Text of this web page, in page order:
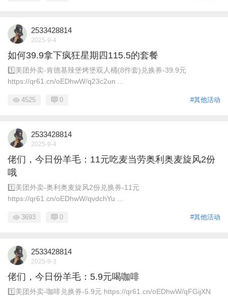
2533428814
2025-9-4
如何39.9拿下疯狂星期四115.5的套餐
1️⃣美团外卖-肯德基辣堡烤堡双人桶(8件套)兑换券-39.9元
https://qr61.cn/oEDhwW/q23c2un ...
#其他活动
4525 0
2533428814
2025-9-4
佬们，今日份羊毛：11元吃麦当劳奥利奥麦旋风2份
哦
1️⃣美团外卖-奥利奥麦旋风2份兑换券-11元
https://qr61.cn/oEDhwW/qvdchYu ...
#其他活动
3693 0
2533428814
2025-9-3
佬们，今日份羊毛：5.9元喝咖啡
1️⃣美团外卖-咖啡兑换券-5.9元 https://qr61.cn/oEDhwW/qFGijXN